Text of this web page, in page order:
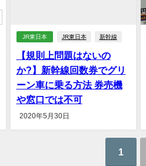
JR東日本 JR東日本 新幹線
【規則上問題はないの
か?】新幹線回数券でグリ
ーン車に乗る方法 券売機
や窓口では不可
2020年5月30日
1